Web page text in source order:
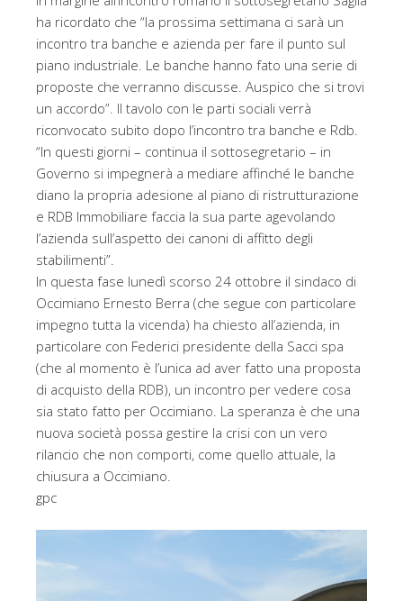
ha ricordato che “la prossima settimana ci sarà un
incontro tra banche e azienda per fare il punto sul
piano industriale. Le banche hanno fato una serie di
proposte che verranno discusse. Auspico che si trovi
un accordo”. Il tavolo con le parti sociali verrà
riconvocato subito dopo l’incontro tra banche e Rdb.
“In questi giorni – continua il sottosegretario – in
Governo si impegnerà a mediare affinché le banche
diano la propria adesione al piano di ristrutturazione
e RDB Immobiliare faccia la sua parte agevolando
l’azienda sull’aspetto dei canoni di affitto degli
stabilimenti”.
In questa fase lunedì scorso 24 ottobre il sindaco di
Occimiano Ernesto Berra (che segue con particolare
impegno tutta la vicenda) ha chiesto all’azienda, in
particolare con Federici presidente della Sacci spa
(che al momento è l’unica ad aver fatto una proposta
di acquisto della RDB), un incontro per vedere cosa
sia stato fatto per Occimiano. La speranza è che una
nuova società possa gestire la crisi con un vero
rilancio che non comporti, come quello attuale, la
chiusura a Occimiano.
gpc